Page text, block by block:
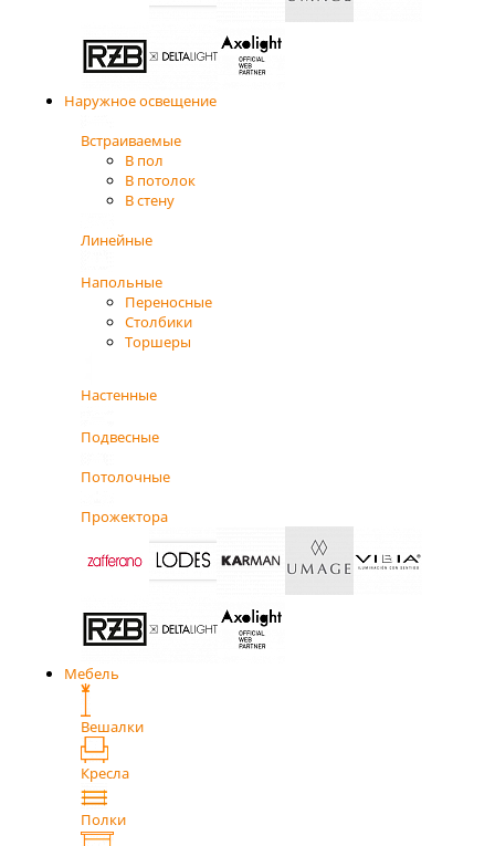
Наружное освещение
Встраиваемые
В пол
В потолок
В стену
Линейные
Напольные
Переносные
Столбики
Торшеры
Настенные
Подвесные
Потолочные
Прожектора
Мебель
Вешалки
Кресла
Полки